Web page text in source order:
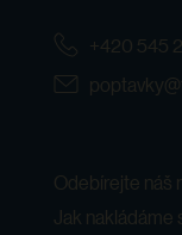
+420 545
Odebírejte náš
Jak nakládáme